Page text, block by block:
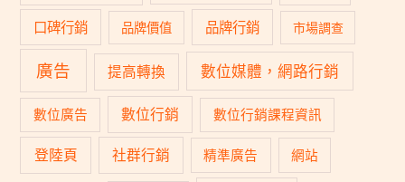
口碑行銷 品牌價值 品牌行銷 市場調查
廣告 提高轉換 數位媒體，網路行銷
數位廣告 數位行銷 數位行銷課程資訊
登陸頁 社群行銷 精準廣告 網站